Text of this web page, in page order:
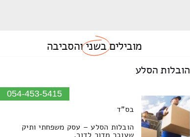
מוביליםבשניוהסביבה
הובלות הסלע
054-453-5415
בס"ד
הובלות הסלע – עסק משפחתי ותיק